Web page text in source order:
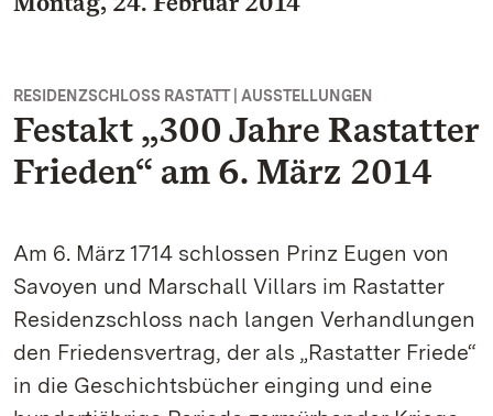
RESIDENZSCHLOSS RASTATT | AUSSTELLUNGEN
Festakt „300 Jahre Rastatter
Frieden“ am 6. März 2014
Am 6. März 1714 schlossen Prinz Eugen von
Savoyen und Marschall Villars im Rastatter
Residenzschloss nach langen Verhandlungen
den Friedensvertrag, der als „Rastatter Friede“
in die Geschichtsbücher einging und eine